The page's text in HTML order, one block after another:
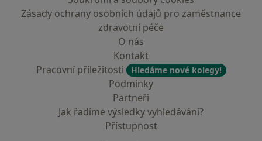
Zásady ochrany osobních údajů pro zaměstnance
zdravotní péče
O nás
Kontakt
Pracovní příležitosti
Hledáme nové kolegy!
Podmínky
Partneři
Jak řadíme výsledky vyhledávání?
Přístupnost